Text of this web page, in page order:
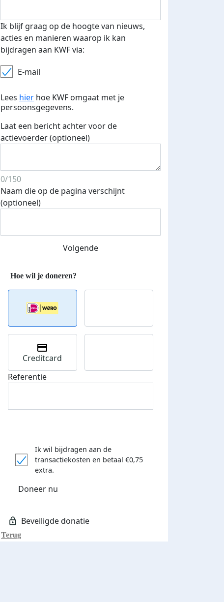
Donateurs bedankt
Ik blijf graag op de hoogte van nieuws,
acties en manieren waarop ik kan
bijdragen aan KWF via:
E-mail
Lees hier hoe KWF omgaat met je
persoonsgegevens.
Laat een bericht achter voor de
actievoerder (optioneel)
0/150
Naam die op de pagina verschijnt
(optioneel)
Volgende
Terug
Creditcard
Referentie
Ik wil bijdragen aan de
transactiekosten en betaal €0,75
extra.
Doneer nu